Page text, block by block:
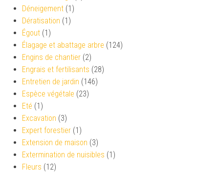
Déneigement (1)
Dératisation (1)
Égout (1)
Élagage et abattage arbre (124)
Engins de chantier (2)
Engrais et fertilisants (28)
Entretien de jardin (146)
Espèce végétale (23)
Eté (1)
Excavation (3)
Expert forestier (1)
Extension de maison (3)
Extermination de nuisibles (1)
Fleurs (12)